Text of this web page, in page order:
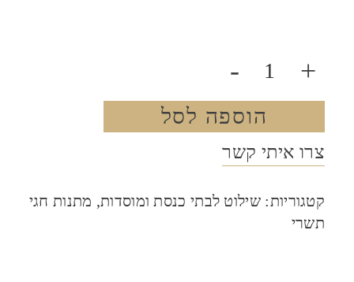
+
-
הוספה לסל
צרו איתי קשר
קטגוריות: שילוט לבתי כנסת ומוסדות, מתנות חגי
תשרי